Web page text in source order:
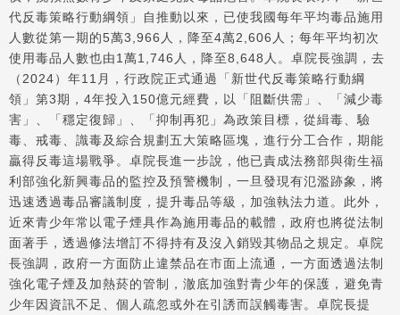
代反毒策略行動綱領」自推動以來，已使我國每年平均毒品施用
人數從第一期的5萬3,966人，降至4萬2,606人；每年平均初次
使用毒品人數也由1萬1,746人，降至8,648人。卓院長強調，去
（2024）年11月，行政院正式通過「新世代反毒策略行動綱
領」第3期，4年投入150億元經費，以「阻斷供需」、「減少毒
害」、「穩定復歸」、「抑制再犯」為政策目標，從緝毒、驗
毒、戒毒、識毒及綜合規劃五大策略區塊，進行分工合作，期能
贏得反毒這場戰爭。卓院長進一步說，他已責成法務部與衛生福
利部強化新興毒品的監控及預警機制，一旦發現有氾濫跡象，將
迅速透過毒品審議制度，提升毒品等級，加強執法力道。此外，
近來青少年常以電子煙具作為施用毒品的載體，政府也將從法制
面著手，透過修法增訂不得持有及沒入銷毀其物品之規定。卓院
長強調，政府一方面防止違禁品在市面上流通，一方面透過法制
強化電子煙及加熱菸的管制，澈底加強對青少年的保護，避免青
少年因資訊不足、個人疏忽或外在引誘而誤觸毒害。卓院長提